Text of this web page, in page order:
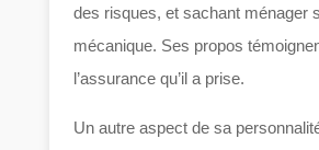
des risques, et sachant ménager
mécanique. Ses propos
l’assurance qu’il a prise.
Un autre aspect de sa